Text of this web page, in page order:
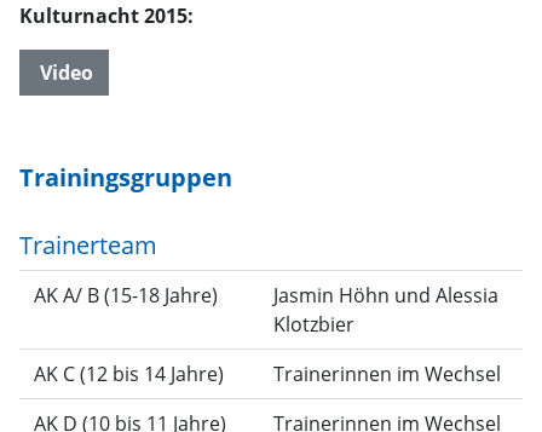
Kulturnacht 2015:
Video
Trainingsgruppen
Trainerteam
AK A/ B (15-18 Jahre)
Jasmin Höhn und Alessia
Klotzbier
AK C (12 bis 14 Jahre)
Trainerinnen im Wechsel
AK D (10 bis 11 Jahre)
Trainerinnen im Wechsel